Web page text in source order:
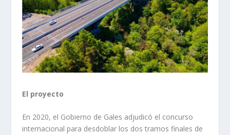
El proyecto
En 2020, el Gobierno de Gales adjudicó el concurso
internacional para desdoblar los dos tramos finales de